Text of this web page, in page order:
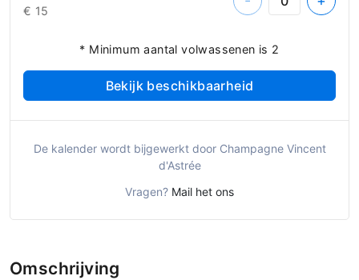
€ 15
* Minimum aantal volwassenen is 2
Bekijk beschikbaarheid
De kalender wordt bijgewerkt door Champagne Vincent
d'Astrée
Vragen? Mail het ons
Omschrijving